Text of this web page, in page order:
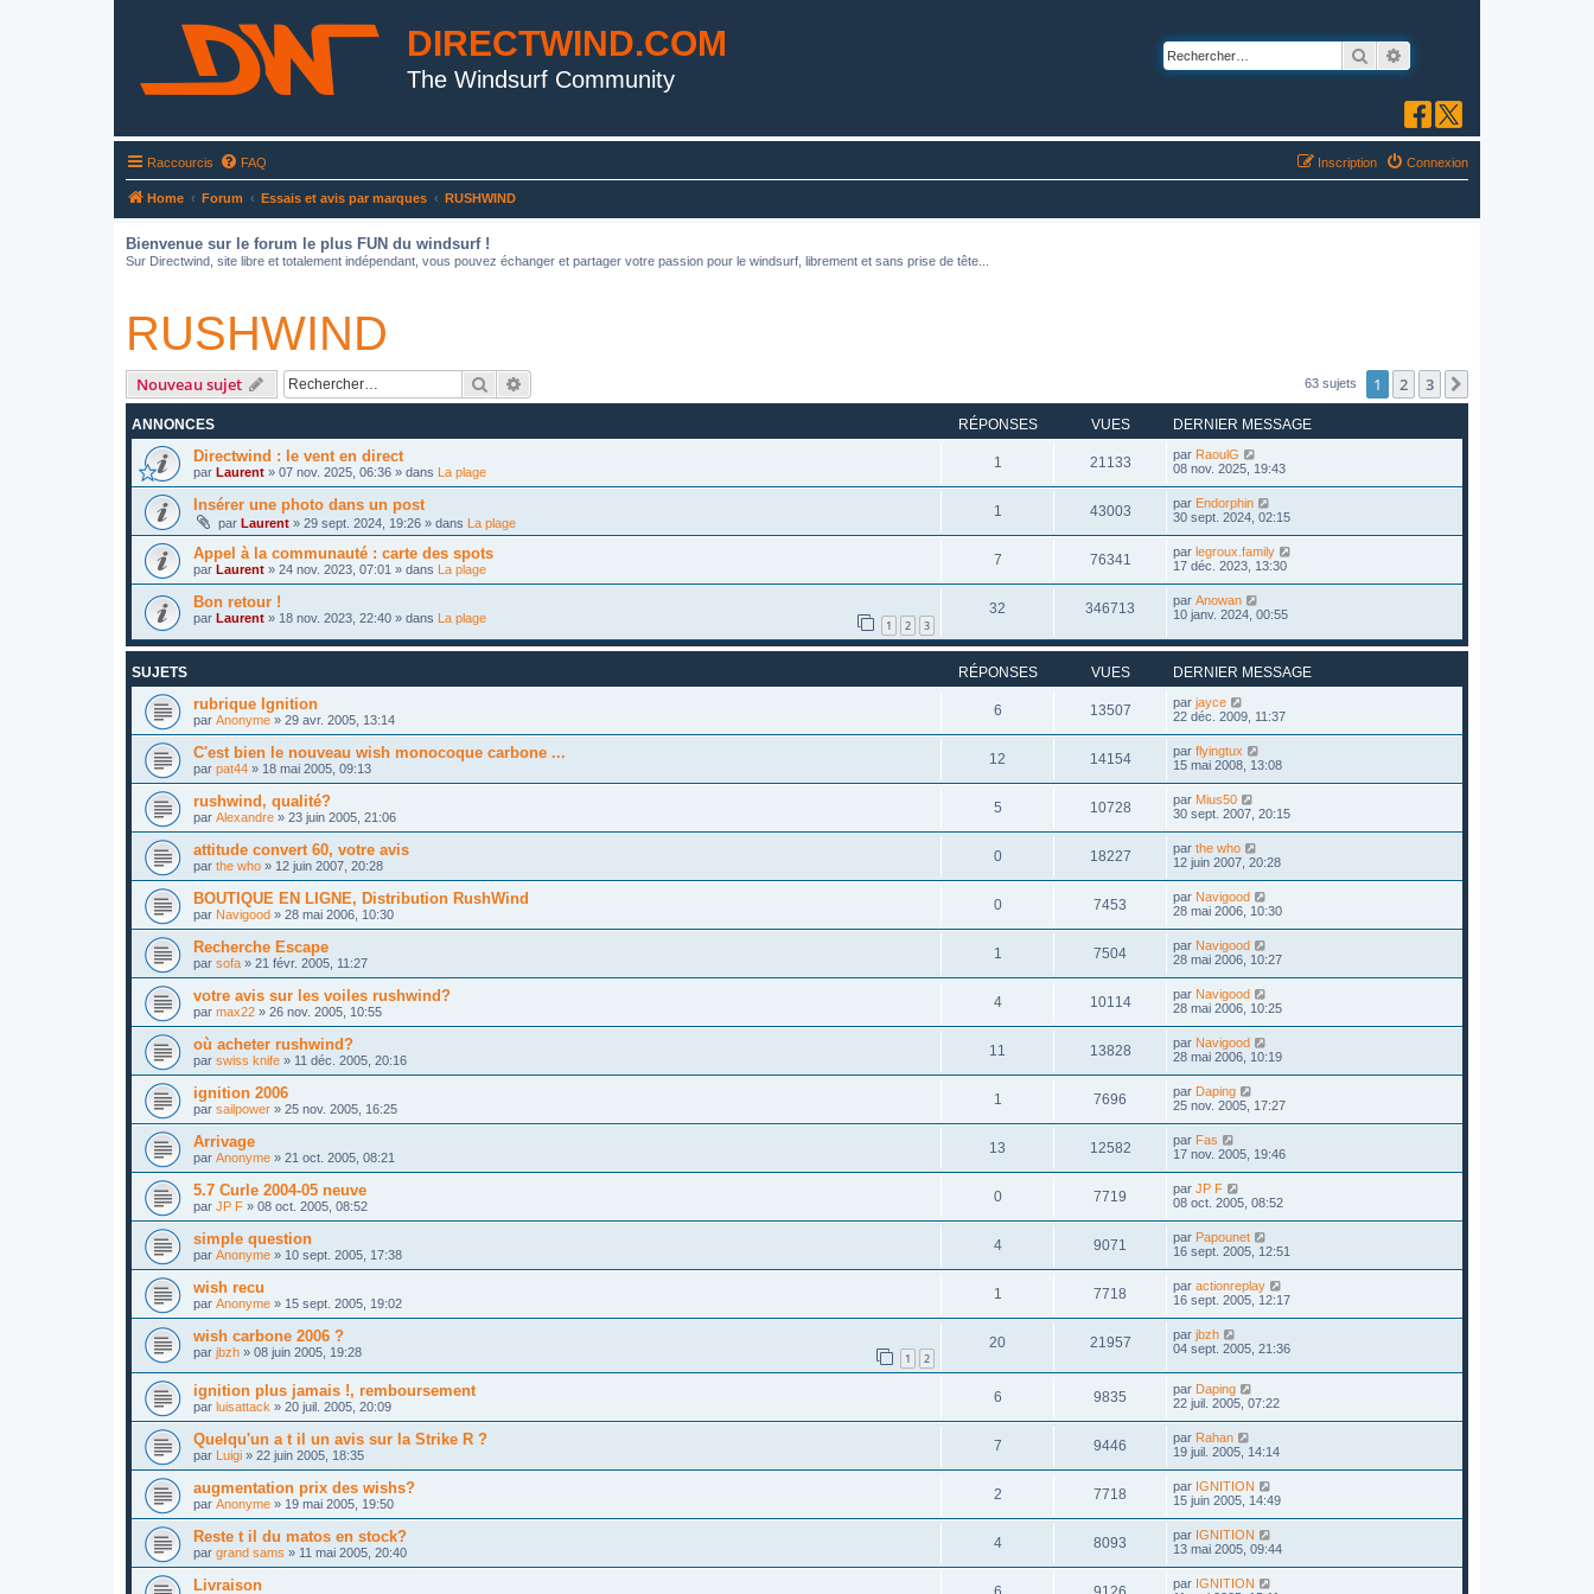
DIRECTWIND.COM
The Windsurf Community
Rechercher
Raccourcis FAQ Connexion
Inscription
Home Forum Essais et avis par marques RUSHWIND
Bienvenue sur le forum le plus FUN du windsurf !
Sur Directwind, site libre et totalement indépendant, vous pouvez échanger et partager votre passion pour le windsurf, librement et sans prise de tête...
RUSHWIND
Nouveau sujet Rechercher 63 sujets 1 2 3
ANNONCES RÉPONSES VUES DERNIER MESSAGE
Directwind : le vent en direct
par Laurent » 07 nov. 2025, 06:36 » dans La plage
1 21133 par RaoulG
08 nov. 2025, 19:43
Insérer une photo dans un post
par Laurent » 29 sept. 2024, 19:26 » dans La plage
1 43003 par Endorphin
30 sept. 2024, 02:15
Appel à la communauté : carte des spots
par Laurent » 24 nov. 2023, 07:01 » dans La plage
7 76341 par legroux.family
17 déc. 2023, 13:30
Bon retour !
par Laurent » 18 nov. 2023, 22:40 » dans La plage 1 2 3
32 346713 par Anowan
10 janv. 2024, 00:55
SUJETS RÉPONSES VUES DERNIER MESSAGE
rubrique Ignition
par Anonyme » 29 avr. 2005, 13:14
6 13507 par jayce
22 déc. 2009, 11:37
C'est bien le nouveau wish monocoque carbone ...
par pat44 » 18 mai 2005, 09:13
12 14154 par flyingtux
15 mai 2008, 13:08
rushwind, qualité?
par Alexandre » 23 juin 2005, 21:06
5 10728 par Mius50
30 sept. 2007, 20:15
attitude convert 60, votre avis
par the who » 12 juin 2007, 20:28
0 18227 par the who
12 juin 2007, 20:28
BOUTIQUE EN LIGNE, Distribution RushWind
par Navigood » 28 mai 2006, 10:30
0 7453 par Navigood
28 mai 2006, 10:30
Recherche Escape
par sofa » 21 févr. 2005, 11:27
1 7504 par Navigood
28 mai 2006, 10:27
votre avis sur les voiles rushwind?
par max22 » 26 nov. 2005, 10:55
4 10114 par Navigood
28 mai 2006, 10:25
où acheter rushwind?
par swiss knife » 11 déc. 2005, 20:16
11 13828 par Navigood
28 mai 2006, 10:19
ignition 2006
par sailpower » 25 nov. 2005, 16:25
1 7696 par Daping
25 nov. 2005, 17:27
Arrivage
par Anonyme » 21 oct. 2005, 08:21
13 12582 par Fas
17 nov. 2005, 19:46
5.7 Curle 2004-05 neuve
par JP F » 08 oct. 2005, 08:52
0 7719 par JP F
08 oct. 2005, 08:52
simple question
par Anonyme » 10 sept. 2005, 17:38
4 9071 par Papounet
16 sept. 2005, 12:51
wish recu
par Anonyme » 15 sept. 2005, 19:02
1 7718 par actionreplay
16 sept. 2005, 12:17
wish carbone 2006 ?
par jbzh » 08 juin 2005, 19:28 1 2
20 21957 par jbzh
04 sept. 2005, 21:36
ignition plus jamais !, remboursement
par luisattack » 20 juil. 2005, 20:09
6 9835 par Daping
22 juil. 2005, 07:22
Quelqu'un a t il un avis sur la Strike R ?
par Luigi » 22 juin 2005, 18:35
7 9446 par Rahan
19 juil. 2005, 14:14
augmentation prix des wishs?
par Anonyme » 19 mai 2005, 19:50
2 7718 par IGNITION
15 juin 2005, 14:49
Reste t il du matos en stock?
par grand sams » 11 mai 2005, 20:40
4 8093 par IGNITION
13 mai 2005, 09:44
Livraison par IGNITION